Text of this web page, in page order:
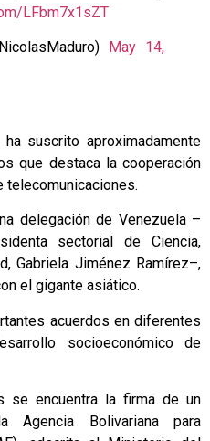
LFbm7x1sZT
May 14,
suscrito aproximadamente
que destaca la cooperación
telecomunicaciones.
delegación de Venezuela –
sectorial de Ciencia,
Gabriela Jiménez Ramírez–,
el gigante asiático.
acuerdos en diferentes
socioeconómico de
se encuentra la firma de un
Bolivariana para